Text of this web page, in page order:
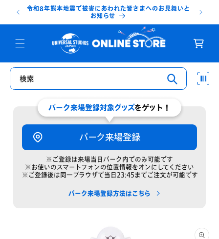
ンツに令和8年熊本地震で被害にあわれた皆さまへのお見舞いと
お知らせ
【送料
検索
ー
パーク来場登録対象グッズをゲット！
パーク来場登録
※ご登録は来場当日パーク内でのみ可能です
※お使いのスマートフォンの位置情報をオンにしてください
※ご登録後は同一ブラウザで当日23:45までご注文が可能です
パーク来場登録方法はこちら